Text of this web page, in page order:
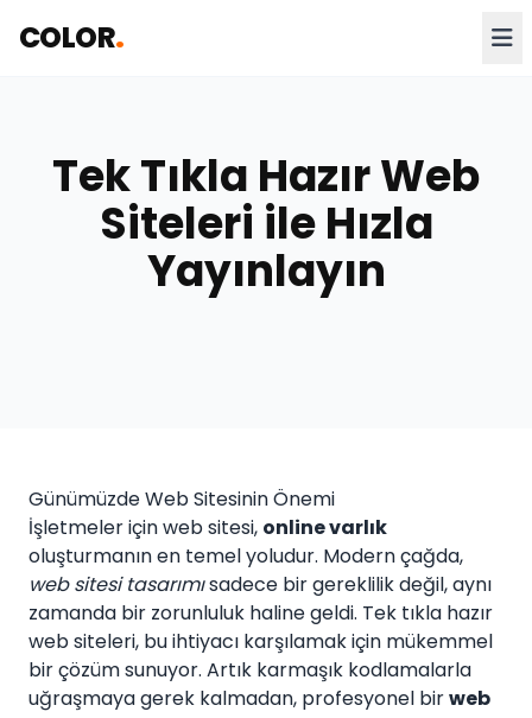
COLOR.
Tek Tıkla Hazır Web
Siteleri ile Hızla
Yayınlayın
Günümüzde Web Sitesinin Önemi
İşletmeler için web sitesi, online varlık
oluşturmanın en temel yoludur. Modern çağda,
web sitesi tasarımısadece bir gereklilik değil, aynı
zamanda bir zorunluluk haline geldi. Tek tıkla hazır
web siteleri, bu ihtiyacı karşılamak için mükemmel
bir çözüm sunuyor. Artık karmaşık kodlamalarla
uğraşmaya gerek kalmadan, profesyonel birweb